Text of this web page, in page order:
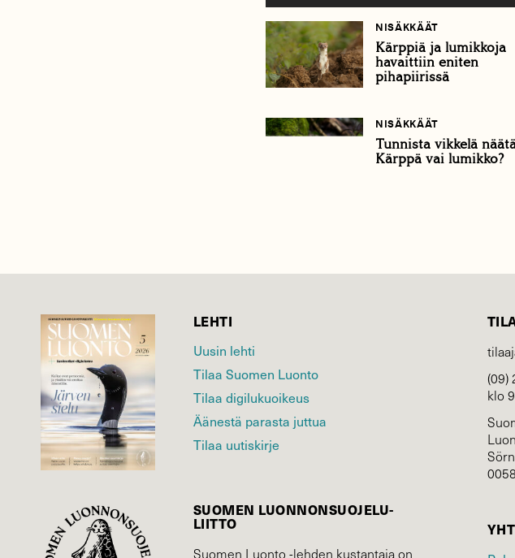
NISÄKKÄÄT
Kärppiä ja lumikkoja
havaittiin eniten
pihapiirissä
NISÄKKÄÄT
Tunnista vikkelä
Kärppä vai lumikko?
LEHTI
Uusin lehti
Tilaa Suomen Luonto
Tilaa digilukuoikeus
Äänestä parasta juttua
Tilaa uutiskirje
SUOMEN LUONNON­SUOJELU­
LIITTO
Suomen Luonto -lehden kustantaja on
(09)
klo